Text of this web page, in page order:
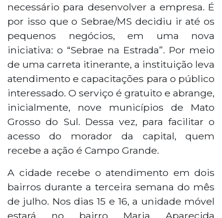
necessário para desenvolver a empresa. É
por isso que o Sebrae/MS decidiu ir até os
pequenos negócios, em uma nova
iniciativa: o “Sebrae na Estrada”. Por meio
de uma carreta itinerante, a instituição leva
atendimento e capacitações para o público
interessado. O serviço é gratuito e abrange,
inicialmente, nove municípios de Mato
Grosso do Sul. Dessa vez, para facilitar o
acesso do morador da capital, quem
recebe a ação é Campo Grande.
A cidade recebe o atendimento em dois
bairros durante a terceira semana do mês
de julho. Nos dias 15 e 16, a unidade móvel
estará no bairro Maria Aparecida